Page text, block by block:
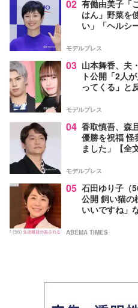
02 有働由美子「
はん」野菜を
い」「ヘルシ
モデルプレス
03 山本舞香、夫
ト公開「2人
ってくる」と
モデルプレス
04 香取慎吾、森
優勝を祝福 怪
ました」【全
モデルプレス
05 石田ゆり子（
公開 飼い猫の
いいですね」
ABEMA TIMES